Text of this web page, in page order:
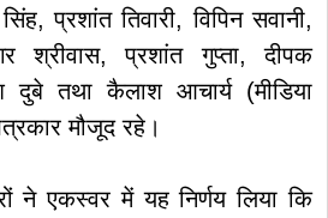
प्रशांत तिवारी, विपिन सवानी,
श्रीवास, प्रशांत गुप्ता, दीपक
दुबे तथा कैलाश आचार्य (मीडिया
मौजूद रहे।
ने एकस्वर में यह निर्णय लिया कि